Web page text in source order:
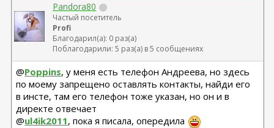
Pandora80
Частый посетитель
Profi
Благодарил(а): 0 раз(а)
Поблагодарили: 5 раз(а) в 5 сообщениях
@Poppins, у меня есть телефон Андреева, но здесь
по моему запрещено оставлять контакты, найди его
в инсте, там его телефон тоже указан, но он и в
директе отвечает
@ul4ik2011, пока я писала, опередила